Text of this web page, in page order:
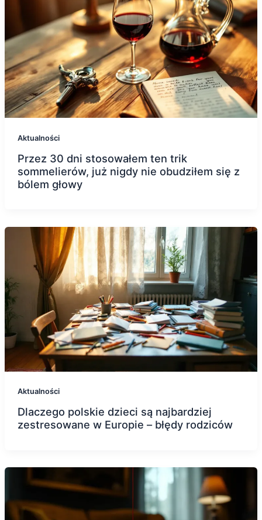
Aktualności
Przez 30 dni stosowałem ten trik
sommelierów, już nigdy nie obudziłem się z
bólem głowy
Aktualności
Dlaczego polskie dzieci są najbardziej
zestresowane w Europie – błędy rodziców